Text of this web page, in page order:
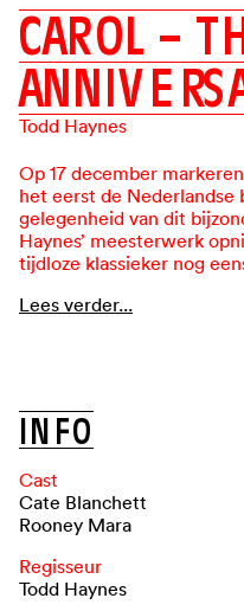
CAROL – T
ANNIVE RS
Todd Haynes
Op 17 december
het eerst de Nederlandse
gelegenheid van dit
Haynes’ meesterwerk
tijdloze klassieker nog
Lees verder...
N FO
Cast
Cate Blanchett
Rooney Mara
Regisseur
Todd Haynes